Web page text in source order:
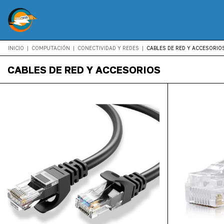
INICIO | COMPUTACIÓN | CONECTIVIDAD Y REDES | CABLES DE RED Y
CABLES DE RED Y ACCESORIOS